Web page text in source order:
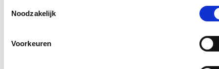
Noodzakelijk
Voorkeuren
werknemers.